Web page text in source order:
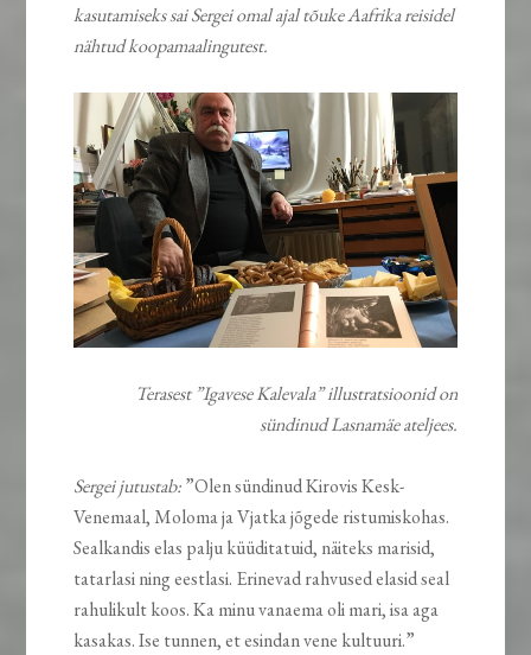
kasutamiseks sai Sergei omal ajal tõuke Aafrika reisidel
nähtud koopamaalingutest.
Terasest ”Igavese Kalevala” illustratsioonid on
sündinud Lasnamäe ateljees.
Sergei jutustab:”Olen sündinud Kirovis Kesk-
Venemaal, Moloma ja Vjatka jõgede ristumiskohas.
Sealkandis elas palju küüditatuid, näiteks marisid,
tatarlasi ning eestlasi. Erinevad rahvused elasid seal
rahulikult koos. Ka minu vanaema oli mari, isa aga
kasakas. Ise tunnen, et esindan vene kultuuri.”